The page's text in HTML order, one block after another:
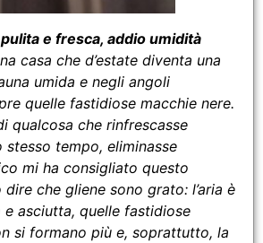
e fresca, addio umidità
casa che d’estate diventa una
umida e negli angoli
quelle fastidiose macchie nere.
qualcosa che rinfrescasse
stesso tempo, eliminasse
mi ha consigliato questo
che gliene sono grato: l’aria è
asciutta, quelle fastidiose
si formano più e, soprattutto, la